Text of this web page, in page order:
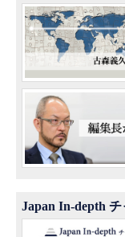
Japan In-depth